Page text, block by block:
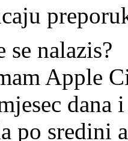
se nalazis?
Apple
dana
po sredini